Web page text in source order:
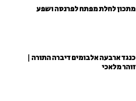
מתכון לחלת מפתח לפרנסה ושפע
כנגד ארבעה אלבומים דיברה התורה |
זוהר מלאכי